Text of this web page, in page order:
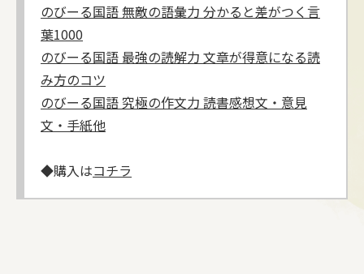
のびーる国語 無敵の語彙力 分かると差がつく言
葉1000
のびーる国語 最強の読解力 文章が得意になる読
み方のコツ
のびーる国語 究極の作文力 読書感想文・意見
文・手紙他
◆購入はコチラ